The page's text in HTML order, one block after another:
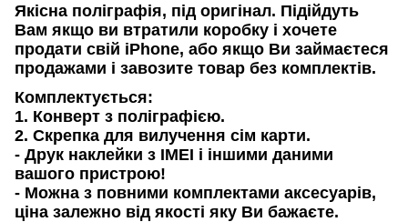
Якісна поліграфія, під оригінал. Підійдуть
Вам якщо ви втратили коробку і хочете
продати свій iPhone, або якщо Ви займаєтеся
продажами і завозите товар без комплектів.
Комплектується:
1. Конверт з поліграфією.
2. Скрепка для вилучення сім карти.
- Друк наклейки з IMEI і іншими даними
вашого пристрою!
- Можна з повними комплектами аксесуарів,
ціна залежно від якості яку Ви бажаєте.